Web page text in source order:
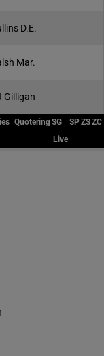
D.E.
Mar.
Gilligan
QuoteringSG SPZSZC
Live